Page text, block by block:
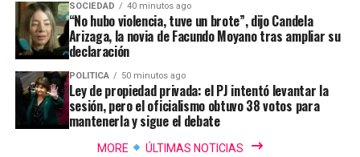
SOCIEDAD 40 minutos ago
“No hubo violencia, tuve un brote”, dijo Candela
Arizaga, la novia de Facundo Moyano tras ampliar su
declaración
POLITICA 50 minutos ago
Ley de propiedad privada: el PJ intentó levantar la
sesión, pero el oficialismo obtuvo 38 votos para
mantenerla y sigue el debate
MORE ÚLTIMAS NOTICIAS